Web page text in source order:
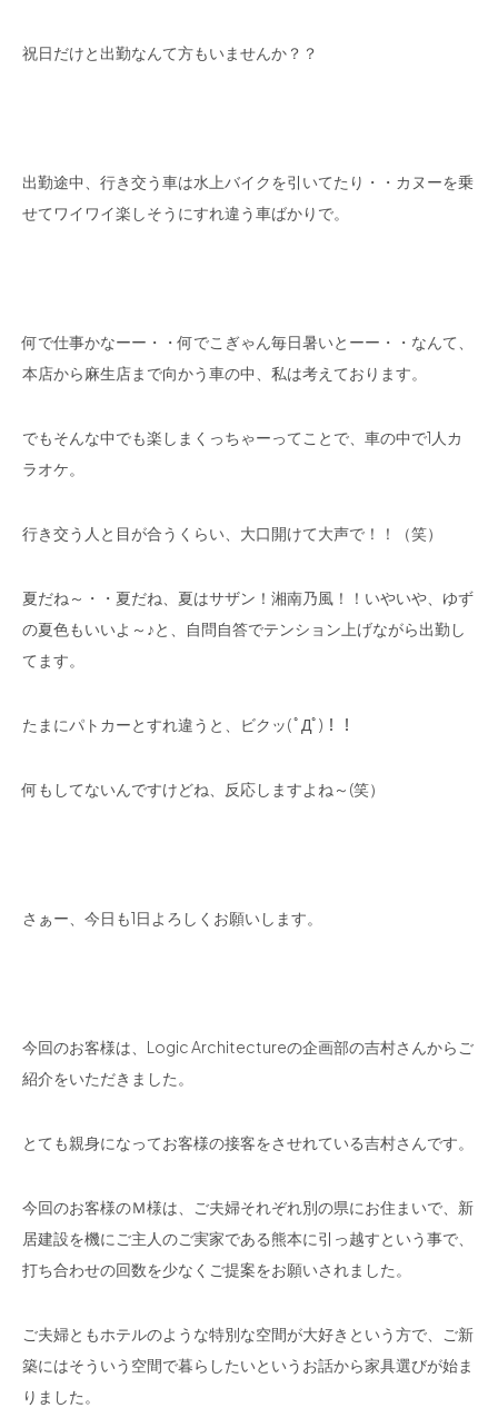
祝日だけと出勤なんて方もいませんか？？
出勤途中、行き交う車は水上バイクを引いてたり・・カヌーを乗
せてワイワイ楽しそうにすれ違う車ばかりで。
何で仕事かなーー・・何でこぎゃん毎日暑いとーー・・なんて、
本店から麻生店まで向かう車の中、私は考えております。
でもそんな中でも楽しまくっちゃーってことで、車の中で1人カ
ラオケ。
行き交う人と目が合うくらい、大口開けて大声で！！（笑）
夏だね～・・夏だね、夏はサザン！湘南乃風！！いやいや、ゆず
の夏色もいいよ～♪と、自問自答でテンション上げながら出勤し
てます。
たまにパトカーとすれ違うと、ビクッ( ﾟДﾟ)！！
何もしてないんですけどね、反応しますよね～(笑）
さぁー、今日も1日よろしくお願いします。
今回のお客様は、Logic Architectureの企画部の吉村さんからご
紹介をいただきました。
とても親身になってお客様の接客をさせれている吉村さんです。
今回のお客様のＭ様は、ご夫婦それぞれ別の県にお住まいで、新
居建設を機にご主人のご実家である熊本に引っ越すという事で、
打ち合わせの回数を少なくご提案をお願いされました。
ご夫婦ともホテルのような特別な空間が大好きという方で、ご新
築にはそういう空間で暮らしたいというお話から家具選びが始ま
りました。